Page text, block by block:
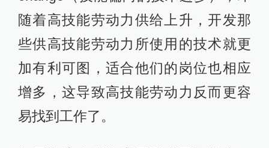
随着高技能劳动力供给上升，开发那
些供高技能劳动力所使用的技术就更
加有利可图，适合他们的岗位也相应
增多，这导致高技能劳动力反而更容
易找到工作了。